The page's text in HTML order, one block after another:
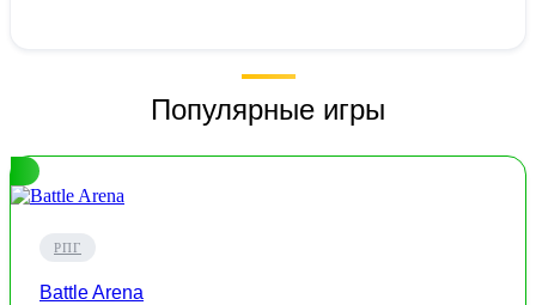
Популярные игры
РПГ
Battle Arena